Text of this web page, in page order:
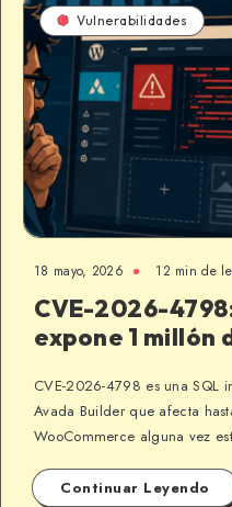
Vulnerabilidades
18 mayo, 2026 12 min de
CVE-2026-
expone 1 millón
CVE-2026-4798 es una SQL
Avada Builder que afecta
WooCommerce alguna vez
Continuar Leyendo